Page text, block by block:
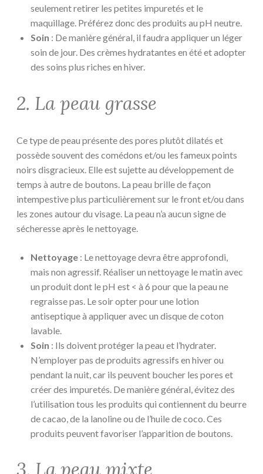
seulement retirer les petites impuretés et le
maquillage. Préférez donc des produits au pH neutre.
Soin : De manière général, il faudra appliquer un léger
soin de jour. Des crèmes hydratantes en été et adopter
des soins plus riches en hiver.
2. La peau grasse
Ce type de peau présente des pores plutôt dilatés et
possède souvent des comédons et/ou les fameux points
noirs disgracieux. Elle est sujette au développement de
temps à autre de boutons. La peau brille de façon
intempestive plus particulièrement sur le front et/ou dans
les zones autour du visage. La peau n’a aucun signe de
sécheresse après le nettoyage.
Nettoyage : Le nettoyage devra être approfondi,
mais non agressif. Réaliser un nettoyage le matin avec
un produit dont le pH est < à 6 pour que la peau ne
regraisse pas. Le soir opter pour une lotion
antiseptique à appliquer avec un disque de coton
lavable.
Soin : Ils doivent protéger la peau et l’hydrater.
N’employer pas de produits agressifs en hiver ou
pendant la nuit, car ils peuvent boucher les pores et
créer des impuretés. De manière général, évitez des
l’utilisation tous les produits qui contiennent du beurre
de cacao, de la lanoline ou de l’huile de coco. Ces
produits peuvent favoriser l’apparition de boutons.